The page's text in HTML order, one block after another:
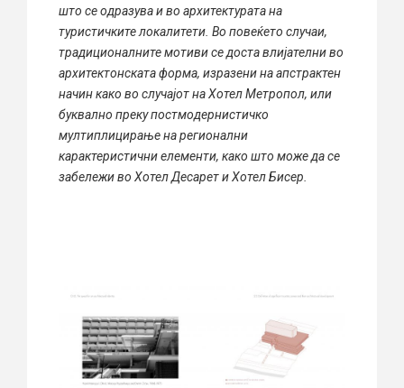
што се одразува и во архитектурата на
туристичките локалитети. Во повеќето случаи,
традиционалните мотиви се доста влијателни во
архитектонската форма, изразени на апстрактен
начин како во случајот на Хотел Метропол, или
буквално преку постмодернистичко
мултиплицирање на регионални
карактеристични елементи, како што може да се
забележи во Хотел Десарет и Хотел Бисер.